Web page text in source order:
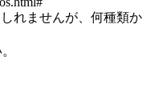
れませんが、何種類か